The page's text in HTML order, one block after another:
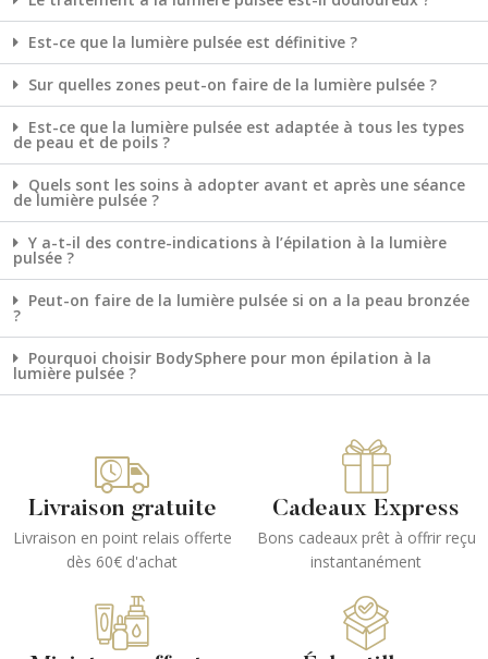
Est-ce que la lumière pulsée est définitive ?
Sur quelles zones peut-on faire de la lumière pulsée ?
Est-ce que la lumière pulsée est adaptée à tous les types
de peau et de poils ?
Quels sont les soins à adopter avant et après une séance
de lumière pulsée ?
Y a-t-il des contre-indications à l’épilation à la lumière
pulsée ?
Peut-on faire de la lumière pulsée si on a la peau bronzée
?
Pourquoi choisir BodySphere pour mon épilation à la
lumière pulsée ?
Livraison gratuite
Livraison en point relais offerte
dès 60€ d'achat
Cadeaux Express
Bons cadeaux prêt à offrir reçu
instantanément